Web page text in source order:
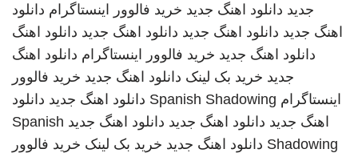
جدید دانلود اهنگ جدید خرید فالوور اینستاگرام دانلود
اهنگ جدید دانلود اهنگ جدید دانلود اهنگ جدید دانلود اهنگ
دانلود اهنگ جدید خرید فالوور اینستاگرام دانلود اهنگ
جدید خرید بک لینک دانلود اهنگ جدید خرید فالوور
اینستاگرام Spanish Shadowing دانلود اهنگ جدید دانلود
اهنگ جدید دانلود اهنگ جدید دانلود اهنگ جدید Spanish
Shadowing دانلود اهنگ جدید خرید بک لینک خرید فالوور